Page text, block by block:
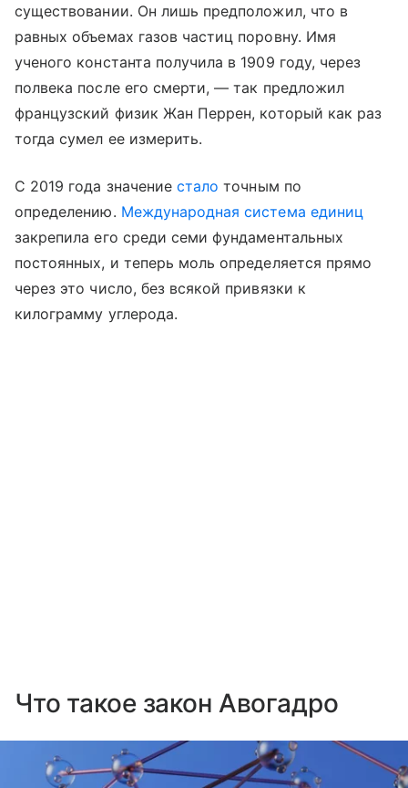
существовании. Он лишь предположил, что в
равных объемах газов частиц поровну. Имя
ученого константа получила в 1909 году, через
полвека после его смерти, — так предложил
французский физик Жан Перрен, который как раз
тогда сумел ее измерить.
С 2019 года значениестало точным по
определению. Международная система единиц
закрепила его среди семи фундаментальных
постоянных, и теперь моль определяется прямо
через это число, без всякой привязки к
килограмму углерода.
Что такое закон Авогадро